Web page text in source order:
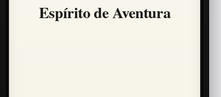
Espírito de Aventura